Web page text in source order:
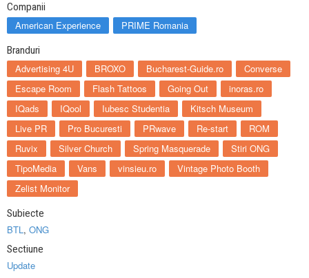
Companii
American Experience PRIME Romania
Branduri
Advertising 4U BROXO Bucharest-Guide.ro
Converse
Escape Room
Flash Tattoos Going Out
inoras.ro
IQads
IQool Iubesc Studentia
Kitsch Museum
Live PR
Pro Bucuresti PRwave Re-start
ROM
Ruvix
Silver Church Spring Masquerade
Stiri ONG
TipoMedia
Vans vinsieu.ro
Vintage Photo Booth
Zelist Monitor
Subiecte
BTL, ONG
Sectiune
Update